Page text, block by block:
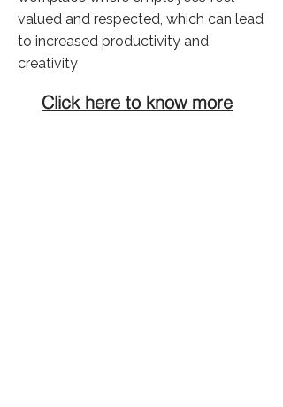
valued and respected, which can lead
to increased productivity and
creativity
Click here to know more